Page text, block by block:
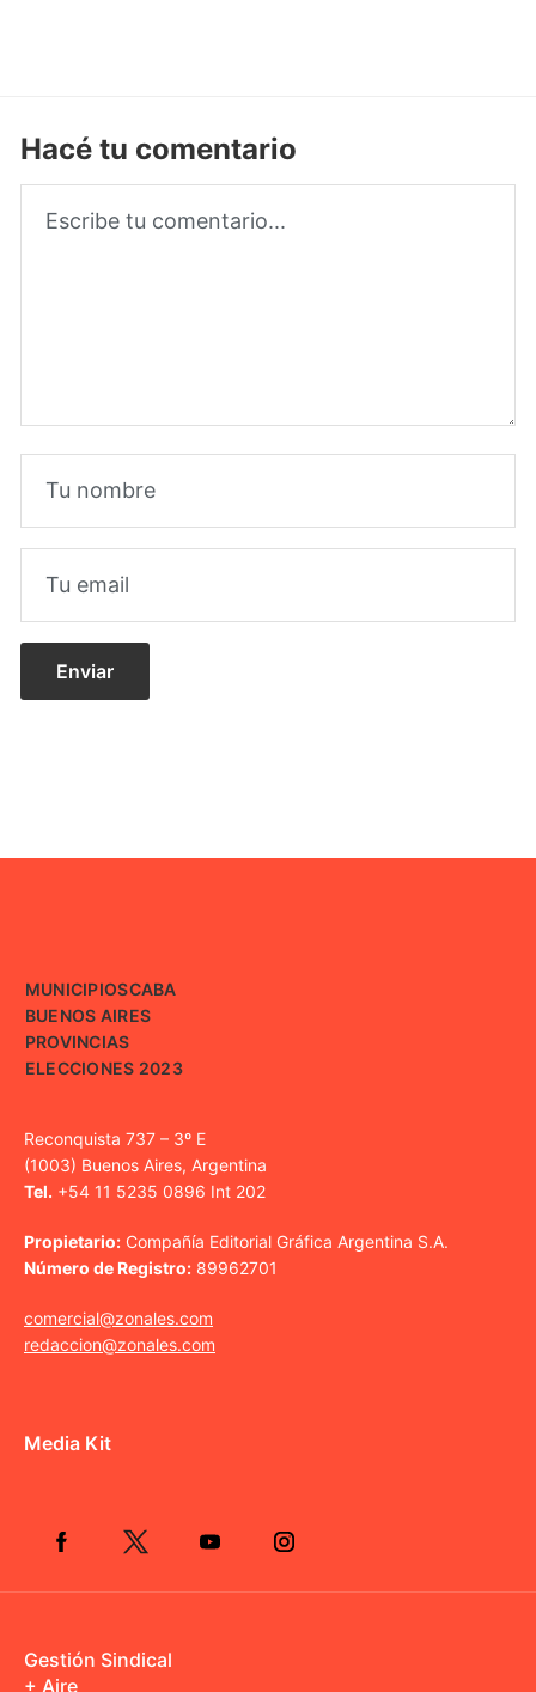
Hacé tu comentario
MUNICIPIOSCABA
BUENOS AIRES
PROVINCIAS
ELECCIONES 2023
Reconquista 737 – 3º E
(1003) Buenos Aires, Argentina
Tel. +54 11 5235 0896 Int 202
Propietario: Compañía Editorial Gráfica Argentina S.A.
Número de Registro: 89962701
comercial@zonales.com
redaccion@zonales.com
Media Kit
Gestión Sindical
+ Aire